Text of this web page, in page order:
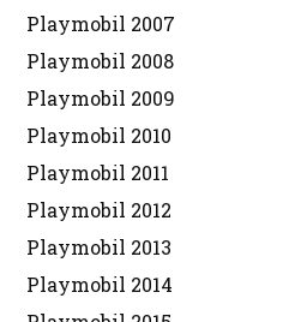
Playmobil 2007
Playmobil 2008
Playmobil 2009
Playmobil 2010
Playmobil 2011
Playmobil 2012
Playmobil 2013
Playmobil 2014